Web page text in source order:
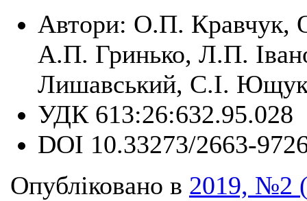
Автори: О.П. Кравчук,
А.П. Гринько, Л.П.
Лишавський, С.І.
УДК 613:26:632.95.028
DOI 10.33273/2663-
Опубліковано в 2019, №2